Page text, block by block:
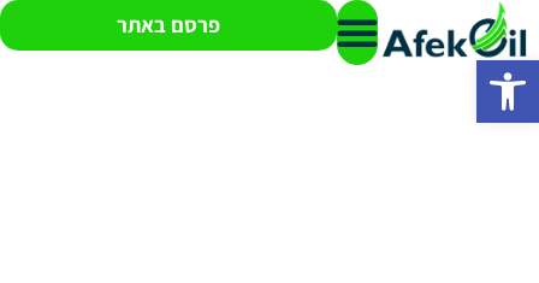
פתח סרגל נגישות
פרסם באתר